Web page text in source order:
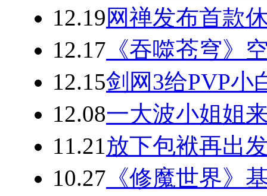
12.19网禅发布首款
12.17 《吞噬苍穹》
12.15剑网3给PVP小
12.08一大波小姐姐
11.21放下包袱再出
10.27 《修魔世界》